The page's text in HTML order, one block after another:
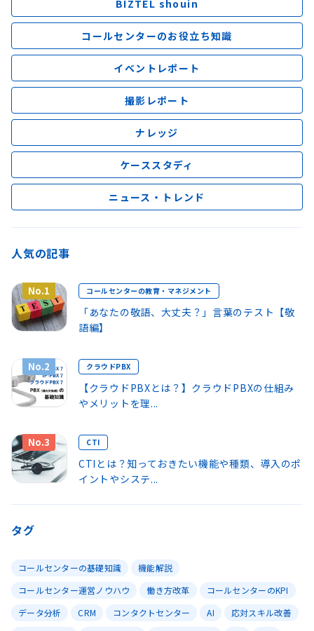
BIZTEL shouin
コールセンターのお役立ち知識
イベントレポート
撮影レポート
ナレッジ
ケーススタディ
ニュース・トレンド
人気の記事
No.1 コールセンターの教育・マネジメント
「あなたの敬語、大丈夫？」言葉のテスト【敬
語編】
No.2 クラウドPBX
【クラウドPBXとは？】クラウドPBXの仕組み
やメリットを理...
No.3 CTI
CTIとは？知っておきたい機能や種類、導入のポ
イントやシステ...
タグ
コールセンターの基礎知識
機能解説
コールセンター運営ノウハウ
働き方改革
コールセンターのKPI
データ分析
CRM コンタクトセンター AI
応対スキル改善